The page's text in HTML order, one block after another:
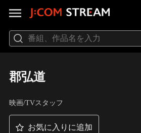
郡弘道
映画/TVスタッフ
お気に入りに追加